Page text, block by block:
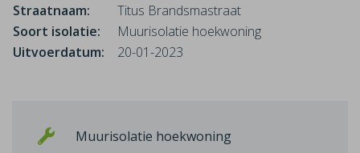
Straatnaam:
Titus Brandsmastraat
Soort isolatie:
Muurisolatie hoekwoning
Uitvoerdatum:
20-01-2023
Muurisolatie hoekwoning